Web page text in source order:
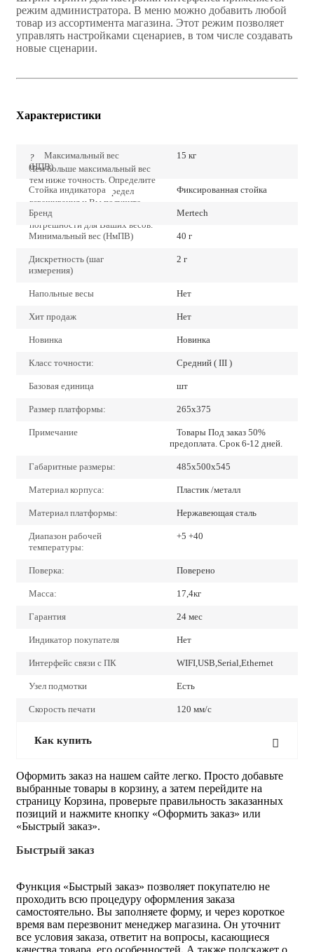
режим администратора. В меню можно добавить любой
товар из ассортимента магазина. Этот режим позволяет
управлять настройками сценариев, в том числе создавать
новые сценарии.
Характеристики
?
Чем больше максимальный вес
тем ниже точность. Определите
точно наибольший предел
взвешивания и Вы получите
наиболее низкие значения
погрешности для Ваших весов.
Максимальный вес
(НПВ)
15 кг
Стойка индикатора Фиксированная стойка
Бренд Mertech
Минимальный вес (НмПВ) 40 г
Дискретность (шаг
измерения)
2 г
Напольные весы Нет
Хит продаж Нет
Новинка Новинка
Класс точности: Средний ( III )
Базовая единица шт
Размер платформы: 265х375
Примечание
Товары Под заказ 50%
предоплата. Срок 6-12 дней.
Габаритные размеры: 485х500х545
Материал корпуса: Пластик /металл
Материал платформы: Нержавеющая сталь
Диапазон рабочей
температуры:
+5 +40
Поверка: Поверено
Масса: 17,4кг
Гарантия 24 мес
Индикатор покупателя Нет
Интерфейс связи с ПК WIFI,USB,Serial,Ethernet
Узел подмотки Есть
Скорость печати 120 мм/с
Как купить
Оформить заказ на нашем сайте легко. Просто добавьте
выбранные товары в корзину, а затем перейдите на
страницу Корзина, проверьте правильность заказанных
позиций и нажмите кнопку «Оформить заказ» или
«Быстрый заказ».
Быстрый заказ
Функция «Быстрый заказ» позволяет покупателю не
проходить всю процедуру оформления заказа
самостоятельно. Вы заполняете форму, и через короткое
время вам перезвонит менеджер магазина. Он уточнит
все условия заказа, ответит на вопросы, касающиеся
качества товара, его особенностей. А также подскажет о